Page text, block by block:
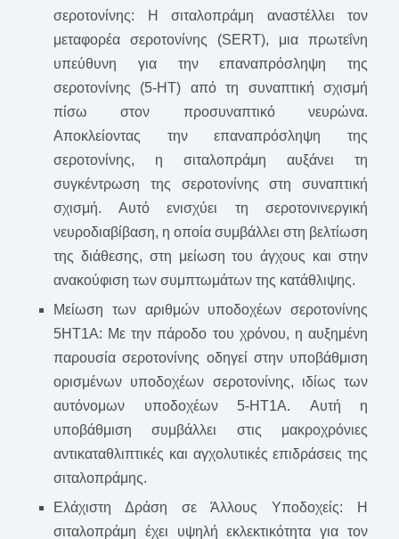
σεροτονίνης: Η σιταλοπράμη αναστέλλει τον
μεταφορέα σεροτονίνης (SERT), μια πρωτεΐνη
υπεύθυνη για την επαναπρόσληψη της
σεροτονίνης (5-HT) από τη συναπτική σχισμή
πίσω στον προσυναπτικό νευρώνα.
Αποκλείοντας την επαναπρόσληψη της
σεροτονίνης, η σιταλοπράμη αυξάνει τη
συγκέντρωση της σεροτονίνης στη συναπτική
σχισμή. Αυτό ενισχύει τη σεροτονινεργική
νευροδιαβίβαση, η οποία συμβάλλει στη βελτίωση
της διάθεσης, στη μείωση του άγχους και στην
ανακούφιση των συμπτωμάτων της κατάθλιψης.
Μείωση των αριθμών υποδοχέων σεροτονίνης
5HT1A: Με την πάροδο του χρόνου, η αυξημένη
παρουσία σεροτονίνης οδηγεί στην υποβάθμιση
ορισμένων υποδοχέων σεροτονίνης, ιδίως των
αυτόνομων υποδοχέων 5-HT1A. Αυτή η
υποβάθμιση συμβάλλει στις μακροχρόνιες
αντικαταθλιπτικές και αγχολυτικές επιδράσεις της
σιταλοπράμης.
Ελάχιστη Δράση σε Άλλους Υποδοχείς: Η
σιταλοπράμη έχει υψηλή εκλεκτικότητα για τον